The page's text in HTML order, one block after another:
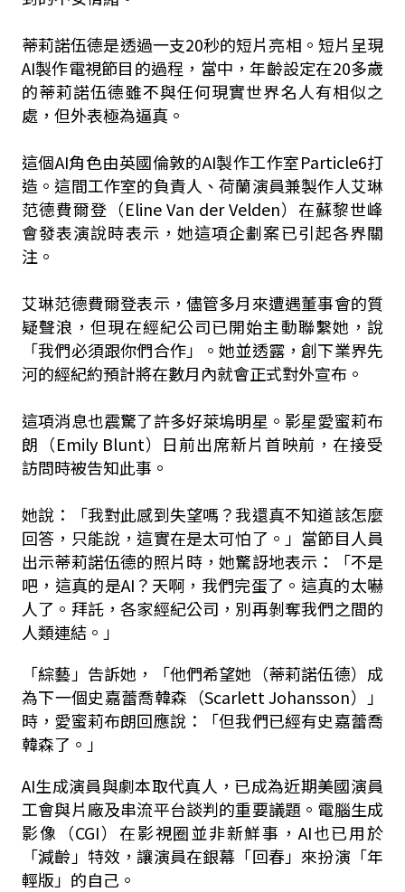
蒂莉諾伍德是透過一支20秒的短片亮相。短片呈現
AI製作電視節目的過程，當中，年齡設定在20多歲
的蒂莉諾伍德雖不與任何現實世界名人有相似之
處，但外表極為逼真。
這個AI角色由英國倫敦的AI製作工作室Particle6打
造。這間工作室的負責人、荷蘭演員兼製作人艾琳
范德費爾登（Eline Van der Velden）在蘇黎世峰
會發表演說時表示，她這項企劃案已引起各界關
注。
艾琳范德費爾登表示，儘管多月來遭遇董事會的質
疑聲浪，但現在經紀公司已開始主動聯繫她，說
「我們必須跟你們合作」。她並透露，創下業界先
河的經紀約預計將在數月內就會正式對外宣布。
這項消息也震驚了許多好萊塢明星。影星愛蜜莉布
朗（Emily Blunt）日前出席新片首映前，在接受
訪問時被告知此事。
她說：「我對此感到失望嗎？我還真不知道該怎麼
回答，只能說，這實在是太可怕了。」當節目人員
出示蒂莉諾伍德的照片時，她驚訝地表示：「不是
吧，這真的是AI？天啊，我們完蛋了。這真的太嚇
人了。拜託，各家經紀公司，別再剝奪我們之間的
人類連結。」
「綜藝」告訴她，「他們希望她（蒂莉諾伍德）成
為下一個史嘉蕾喬韓森（Scarlett Johansson）」
時，愛蜜莉布朗回應說：「但我們已經有史嘉蕾喬
韓森了。」
AI生成演員與劇本取代真人，已成為近期美國演員
工會與片廠及串流平台談判的重要議題。電腦生成
影像（CGI）在影視圈並非新鮮事，AI也已用於
「減齡」特效，讓演員在銀幕「回春」來扮演「年
輕版」的自己。